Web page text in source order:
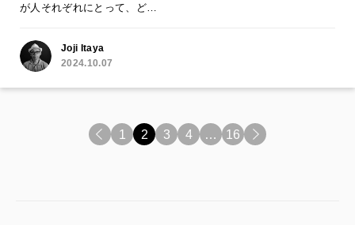
が人それぞれにとって、ど…
Joji Itaya
2024.10.07
< 1 2 3 4 … 16 >